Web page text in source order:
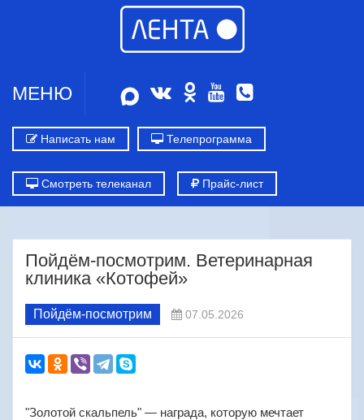
МЕНЮ
Написать нам Телепрограмма
Смотреть телеканал Прайс-лист
Пойдём-посмотрим. Ветеринарная
клиника «Котофей»
Пойдём-посмотрим 07.05.2026
"Золотой скальпель" — награда, которую мечтает